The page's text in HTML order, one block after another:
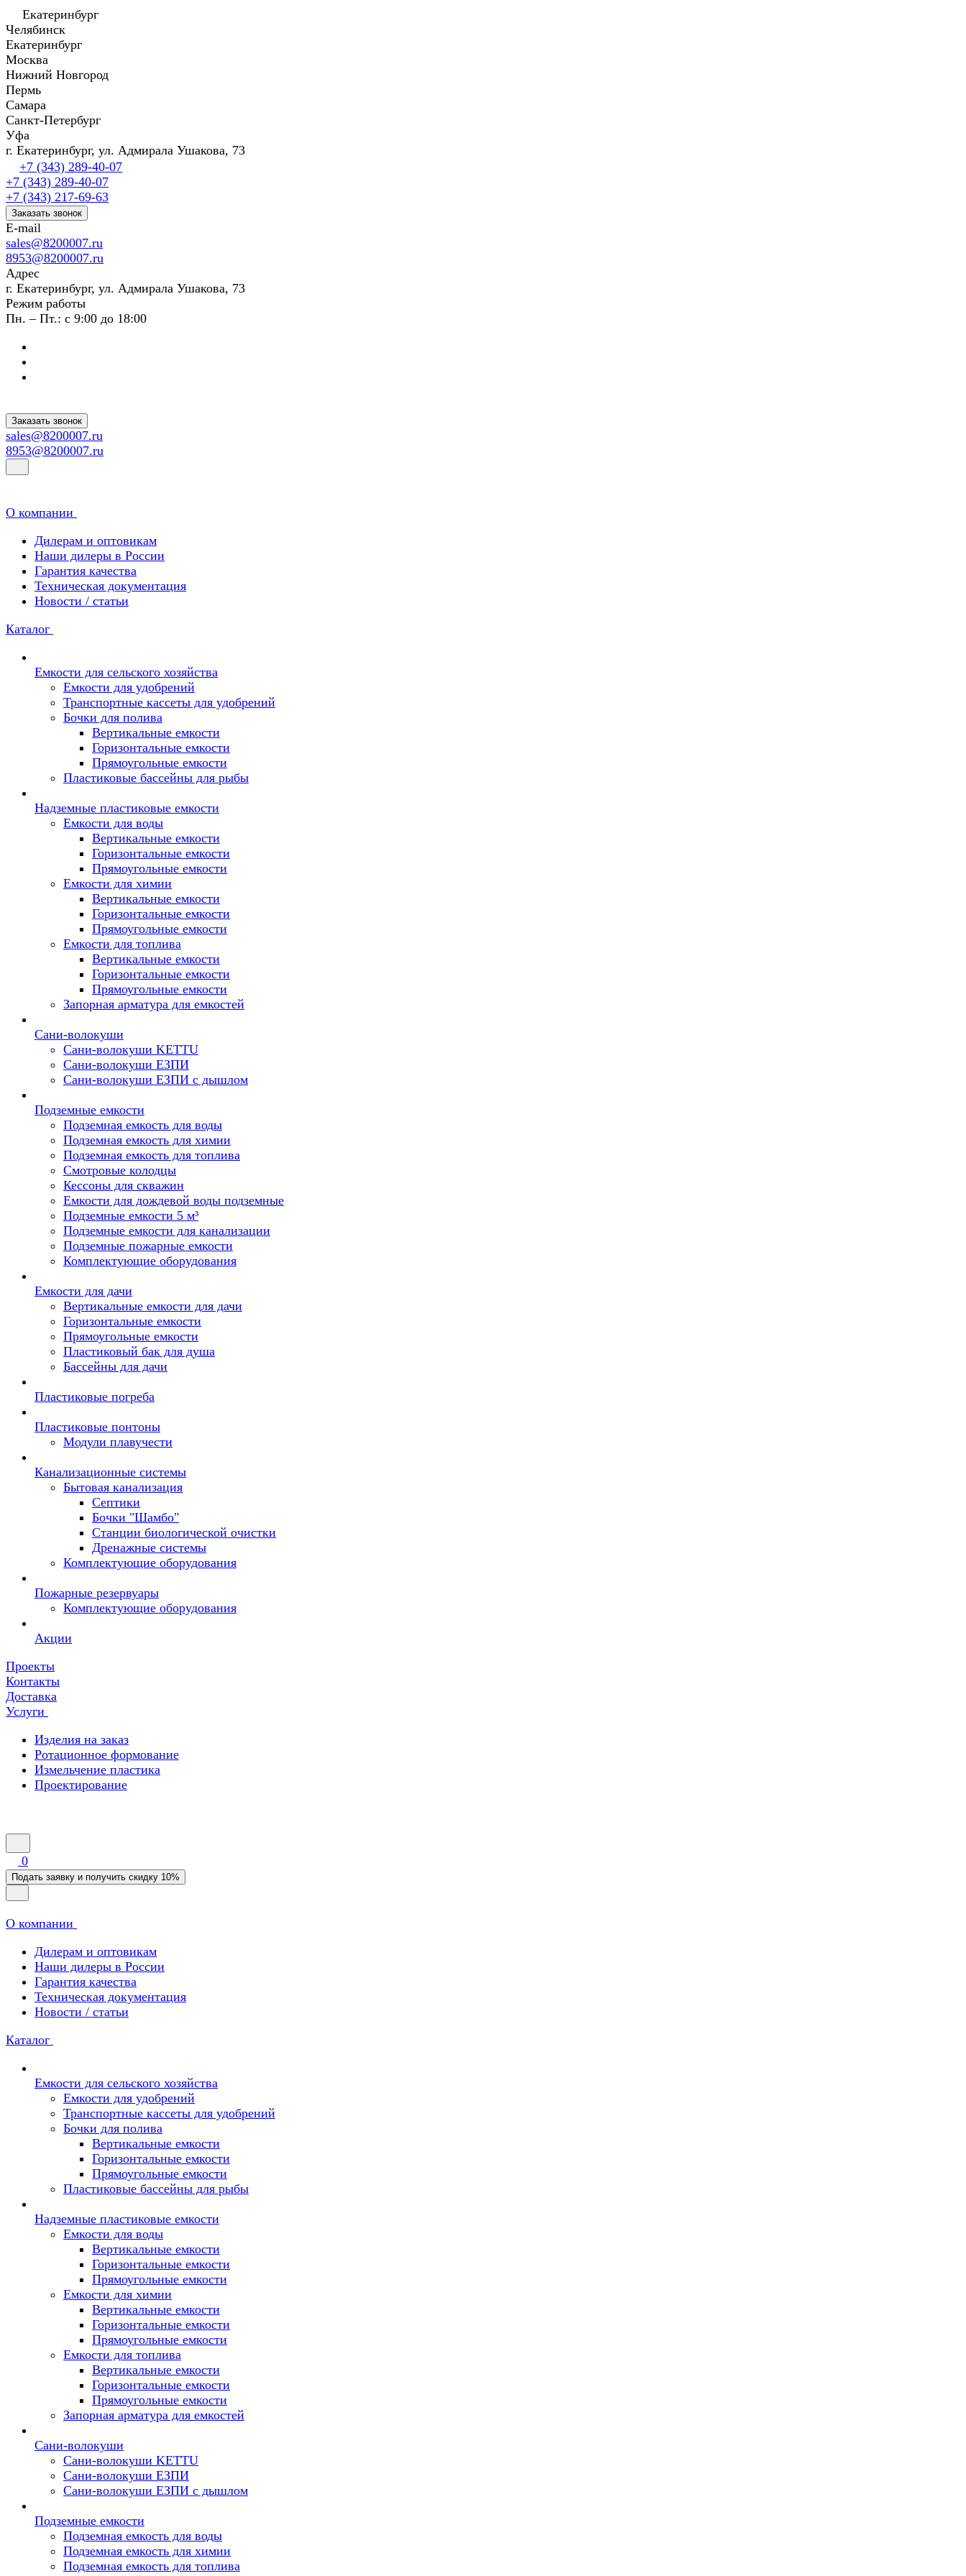
Екатеринбург
Челябинск
Екатеринбург
Москва
Нижний Новгород
Пермь
Самара
Санкт-Петербург
Уфа
г. Екатеринбург, ул. Адмирала Ушакова, 73
+7 (343) 289-40-07
+7 (343) 289-40-07
+7 (343) 217-69-63
Заказать звонок
E-mail
sales@8200007.ru
8953@8200007.ru
Адрес
г. Екатеринбург, ул. Адмирала Ушакова, 73
Режим работы
Пн. – Пт.: с 9:00 до 18:00
Заказать звонок
sales@8200007.ru
8953@8200007.ru
О компании
Дилерам и оптовикам
Наши дилеры в России
Гарантия качества
Техническая документация
Новости / статьи
Каталог
Емкости для сельского хозяйства
Емкости для удобрений
Транспортные кассеты для удобрений
Бочки для полива
Вертикальные емкости
Горизонтальные емкости
Прямоугольные емкости
Пластиковые бассейны для рыбы
Надземные пластиковые емкости
Емкости для воды
Вертикальные емкости
Горизонтальные емкости
Прямоугольные емкости
Емкости для химии
Вертикальные емкости
Горизонтальные емкости
Прямоугольные емкости
Емкоcти для топлива
Вертикальные емкости
Горизонтальные емкости
Прямоугольные емкости
Запорная арматура для емкостей
Сани-волокуши
Сани-волокуши KETTU
Сани-волокуши ЕЗПИ
Сани-волокуши ЕЗПИ с дышлом
Подземные емкости
Подземная емкость для воды
Подземная емкость для химии
Подземная емкость для топлива
Смотровые колодцы
Кессоны для скважин
Емкости для дождевой воды подземные
Подземные емкости 5 м³
Подземные емкости для канализации
Подземные пожарные емкости
Комплектующие оборудования
Емкости для дачи
Вертикальные емкости для дачи
Горизонтальные емкости
Прямоугольные емкости
Пластиковый бак для душа
Бассейны для дачи
Пластиковые погреба
Пластиковые понтоны
Модули плавучести
Канализационные системы
Бытовая канализация
Септики
Бочки "Шамбо"
Станции биологической очистки
Дренажные системы
Комплектующие оборудования
Пожарные резервуары
Комплектующие оборудования
Акции
Проекты
Контакты
Доставка
Услуги
Изделия на заказ
Ротационное формование
Измельчение пластика
Проектирование
0
Подать заявку и получить скидку 10%
О компании
Дилерам и оптовикам
Наши дилеры в России
Гарантия качества
Техническая документация
Новости / статьи
Каталог
Емкости для сельского хозяйства
Емкости для удобрений
Транспортные кассеты для удобрений
Бочки для полива
Вертикальные емкости
Горизонтальные емкости
Прямоугольные емкости
Пластиковые бассейны для рыбы
Надземные пластиковые емкости
Емкости для воды
Вертикальные емкости
Горизонтальные емкости
Прямоугольные емкости
Емкости для химии
Вертикальные емкости
Горизонтальные емкости
Прямоугольные емкости
Емкоcти для топлива
Вертикальные емкости
Горизонтальные емкости
Прямоугольные емкости
Запорная арматура для емкостей
Сани-волокуши
Сани-волокуши KETTU
Сани-волокуши ЕЗПИ
Сани-волокуши ЕЗПИ с дышлом
Подземные емкости
Подземная емкость для воды
Подземная емкость для химии
Подземная емкость для топлива